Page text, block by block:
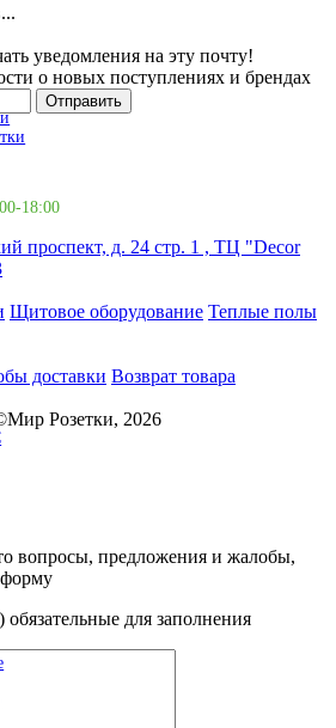
уведомления на эту почту!
о новых поступлениях и брендах
Отправить
18:00
проспект, д. 24 стр. 1 , ТЦ "Decor
Щитовое оборудование Теплые полы
доставки Возврат товара
Мир Розетки, 2026
вопросы, предложения и жалобы,
обязательные для заполнения